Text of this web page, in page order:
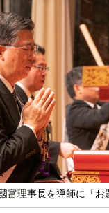
富理事長を導師に「お